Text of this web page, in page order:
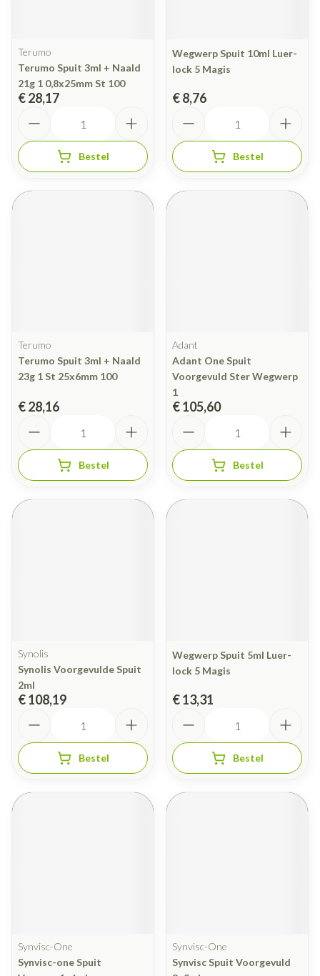
Terumo
Terumo Spuit 3ml + Naald
21g 1 0,8x25mm St 100
€ 28,17
Bestel
Wegwerp Spuit 10ml Luer-
lock 5 Magis
€ 8,76
Bestel
Terumo
Terumo Spuit 3ml + Naald
23g 1 St 25x6mm 100
€ 28,16
Bestel
Adant
Adant One Spuit
Voorgevuld Ster Wegwerp
1
€ 105,60
Bestel
Synolis
Synolis Voorgevulde Spuit
2ml
€ 108,19
Bestel
Wegwerp Spuit 5ml Luer-
lock 5 Magis
€ 13,31
Bestel
Synvisc-One
Synvisc-one Spuit
Synvisc-One
Synvisc Spuit Voorgevuld